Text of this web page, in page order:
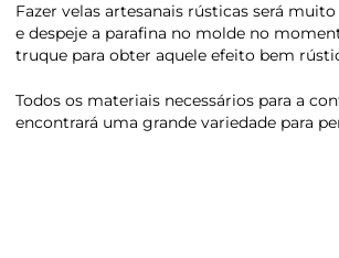
Fazer velas artesanais rústicas será
e despeje a parafina no molde no
truque para obter aquele efeito bem
Todos os materiais necessários para a
encontrará uma grande variedade para